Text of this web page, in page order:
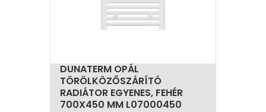
DUNATERM OPÁL
TÖRÖLKÖZŐSZÁRÍTÓ
RADIÁTOR EGYENES, FEHÉR
700X450 MM L07000450